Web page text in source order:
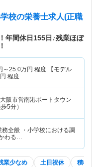
校の栄養士求人(正職
年間休日155日♪残業ほぼ
～25.0万円 程度 【モデル
程度
大阪市営南港ポートタウン
5分）
務全般 ・小学校における調
わる…
業少なめ 土日祝休 積極採